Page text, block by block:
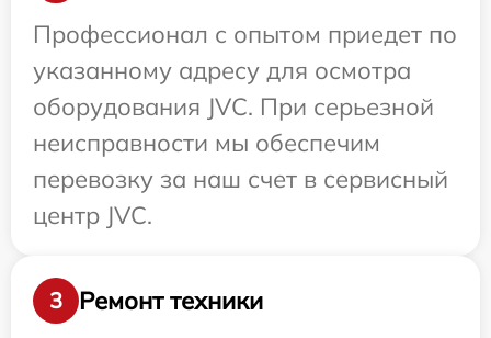
Профессионал с опытом приедет по
указанному адресу для осмотра
оборудования JVC. При серьезной
неисправности мы обеспечим
перевозку за наш счет в сервисный
центр JVC.
3
Ремонт техники